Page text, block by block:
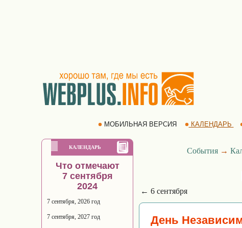
МОБИЛЬНАЯ ВЕРСИЯ КАЛЕНДАРЬ
КАЛЕНДАРЬ
Что отмечают
7 сентября
2024
7 сентября, 2026 год
7 сентября, 2027 год
События→
← 6 сентября
День